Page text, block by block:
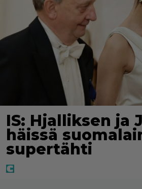
IS: Hjalliksen ja
häissä
supertähti